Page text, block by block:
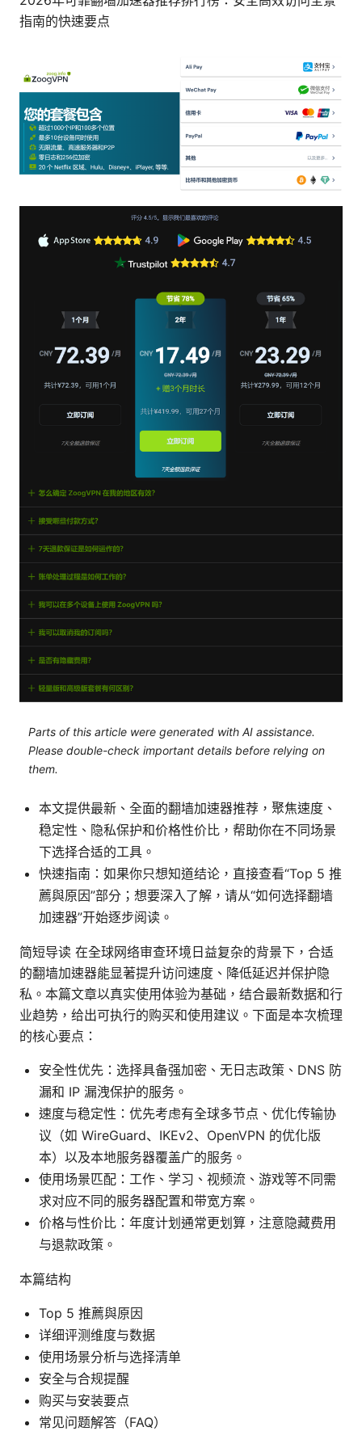
指南的快速要点
Parts of this article were generated with AI assistance.
Please double-check important details before relying on
them.
本文提供最新、全面的翻墙加速器推荐，聚焦速度、
稳定性、隐私保护和价格性价比，帮助你在不同场景
下选择合适的工具。
快速指南：如果你只想知道结论，直接查看“Top 5 推
薦與原因”部分；想要深入了解，请从“如何选择翻墙
加速器”开始逐步阅读。
简短导读 在全球网络审查环境日益复杂的背景下，合适
的翻墙加速器能显著提升访问速度、降低延迟并保护隐
私。本篇文章以真实使用体验为基础，结合最新数据和行
业趋势，给出可执行的购买和使用建议。下面是本次梳理
的核心要点：
安全性优先：选择具备强加密、无日志政策、DNS 防
漏和 IP 漏洩保护的服务。
速度与稳定性：优先考虑有全球多节点、优化传输协
议（如 WireGuard、IKEv2、OpenVPN 的优化版
本）以及本地服务器覆盖广的服务。
使用场景匹配：工作、学习、视频流、游戏等不同需
求对应不同的服务器配置和带宽方案。
价格与性价比：年度计划通常更划算，注意隐藏费用
与退款政策。
本篇结构
Top 5 推薦與原因
详细评测维度与数据
使用场景分析与选择清单
安全与合规提醒
购买与安装要点
常见问题解答（FAQ）